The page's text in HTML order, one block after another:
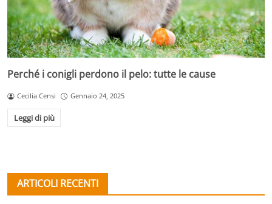
Perché i conigli perdono il pelo: tutte le cause
Cecilia Censi Gennaio 24, 2025
Leggi di più
ARTICOLI RECENTI